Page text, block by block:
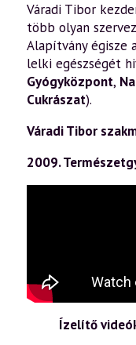
Váradi Tibor
több olyan
Alapítvány égisze
lelki egészségét
Gyógyközpont,
Cukrászat).
Váradi Tibor
2009.
Ízelítő